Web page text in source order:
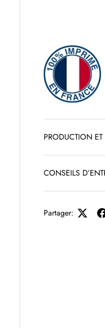
PRODUCTION
CONSEILS
Partager: